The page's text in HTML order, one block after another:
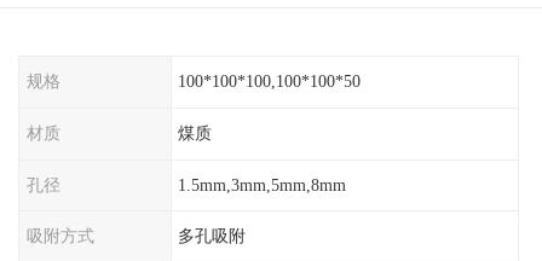
规格 100*100*100,100*100*50
材质 煤质
孔径 1.5mm,3mm,5mm,8mm
吸附方式 多孔吸附